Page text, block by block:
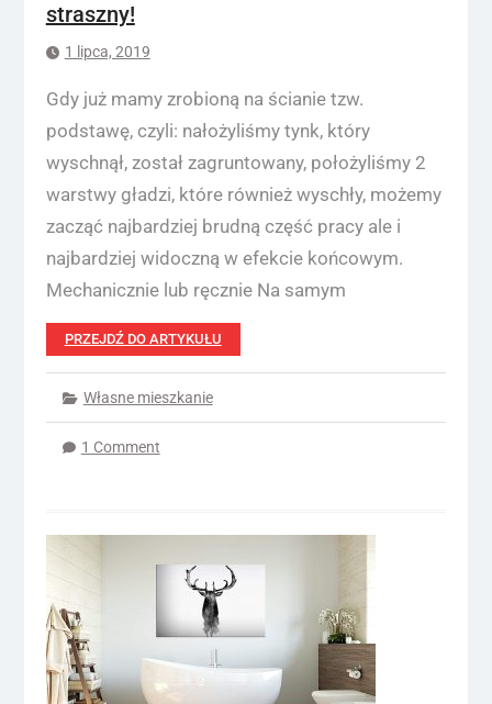
straszny!
1 lipca, 2019
Gdy już mamy zrobioną na ścianie tzw.
podstawę, czyli: nałożyliśmy tynk, który
wyschnął, został zagruntowany, położyliśmy 2
warstwy gładzi, które również wyschły, możemy
zacząć najbardziej brudną część pracy ale i
najbardziej widoczną w efekcie końcowym.
Mechanicznie lub ręcznie Na samym
PRZEJDŹ DO ARTYKUŁU
Własne mieszkanie
1 Comment